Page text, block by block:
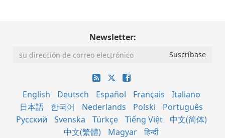
Newsletter:
English Deutsch Español Français
Italiano
日本語
한국어 Nederlands Polski
Português
Русский
Svenska Türkçe Tiếng Việt
中文(简体)
中文(繁體)
Magyar हिन्दी